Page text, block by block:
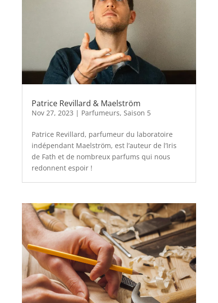
Patrice Revillard & Maelström
Nov 27, 2023 | Parfumeurs, Saison 5
Patrice Revillard, parfumeur du laboratoire
indépendant Maelström, est l’auteur de l’Iris
de Fath et de nombreux parfums qui nous
redonnent espoir !